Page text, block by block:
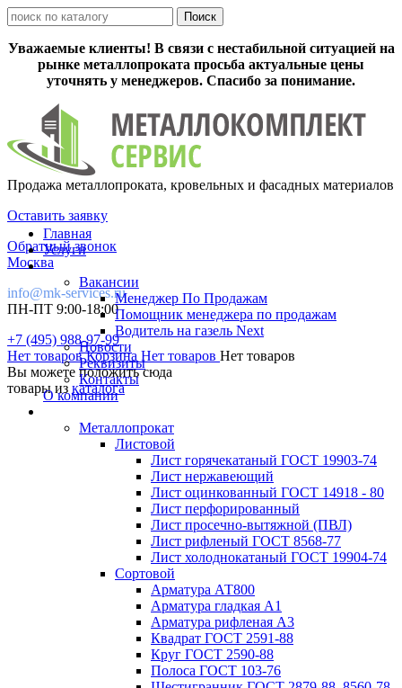
Уважаемые клиенты! В связи с нестабильной ситуацией на
рынке металлопроката просьба актуальные цены
уточнять у менеджеров. Спасибо за понимание.
Продажа металлопроката, кровельных и фасадных материалов
Оставить заявку
Обратный звонок
Москва
info@mk-services.ru
ПН-ПТ 9:00-18:00
+7 (495) 988-97-99
Нет товаровКорзина Нет товаров Нет товаров
Вы можете положить сюда
товары из каталога
Главная
Услуги
Вакансии
Менеджер По Продажам
Помощник менеджера по продажам
Водитель на газель Next
Новости
Реквизиты
Контакты
О компании
Металлопрокат
Листовой
Лист горячекатаный ГОСТ 19903-74
Лист нержавеющий
Лист оцинкованный ГОСТ 14918 - 80
Лист перфорированный
Лист просечно-вытяжной (ПВЛ)
Лист рифленый ГОСТ 8568-77
Лист холоднокатаный ГОСТ 19904-74
Сортовой
Арматура АТ800
Арматура гладкая А1
Арматура рифленая А3
Квадрат ГОСТ 2591-88
Круг ГОСТ 2590-88
Полоса ГОСТ 103-76